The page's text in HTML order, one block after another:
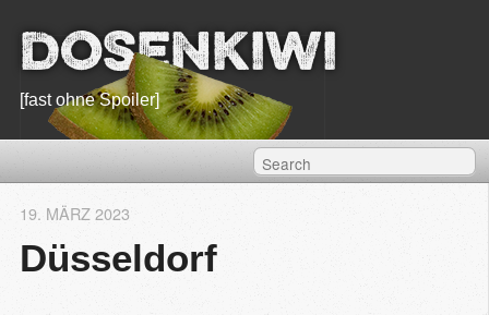
Dosenkiwi
[fast ohne Spoiler]
Düsseldorf
19. MÄRZ 2023